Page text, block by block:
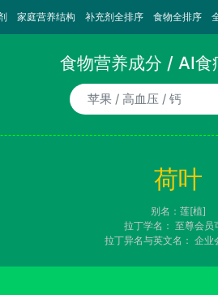
家庭营养结构 补充剂全排序 食物全排序
食物营养成分 / AI食
食物/AI食疗诉求/补充剂名称
荷叶
别名：莲[植]
拉丁学名： 至尊会员
拉丁异名与英文名： 企业